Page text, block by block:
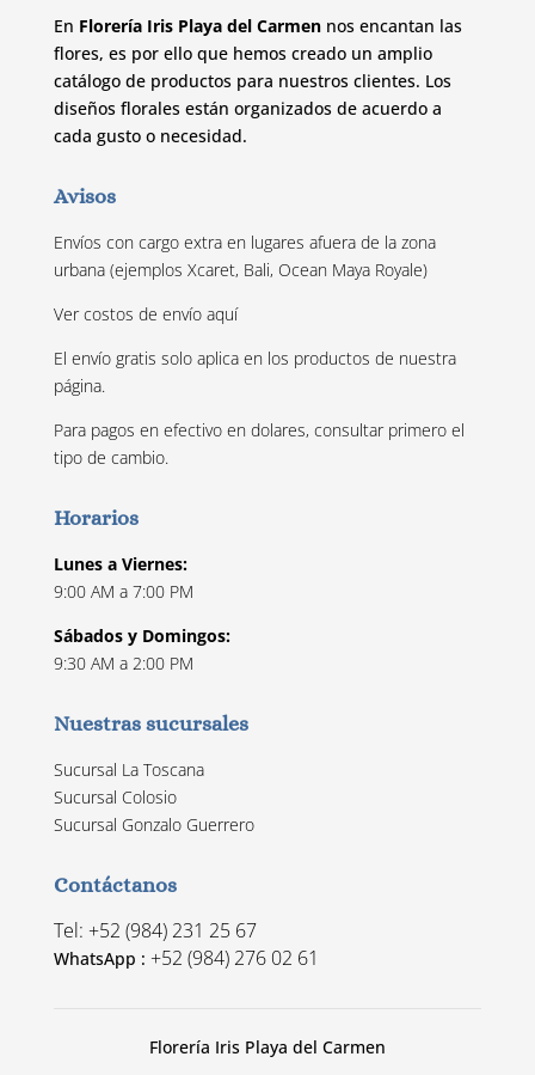
En Florería Iris Playa del Carmen nos encantan las
flores, es por ello que hemos creado un amplio
catálogo de productos para nuestros clientes. Los
diseños florales están organizados de acuerdo a
cada gusto o necesidad.
Avisos
Envíos con cargo extra en lugares afuera de la zona
urbana (ejemplos Xcaret, Bali, Ocean Maya Royale)
Ver costos de envío aquí
El envío gratis solo aplica en los productos de nuestra
página.
Para pagos en efectivo en dolares, consultar primero el
tipo de cambio.
Horarios
Lunes a Viernes:
9:00 AM a 7:00 PM
Sábados y Domingos:
9:30 AM a 2:00 PM
Nuestras sucursales
Sucursal La Toscana
Sucursal Colosio
Sucursal Gonzalo Guerrero
Contáctanos
Tel: +52 (984) 231 25 67
WhatsApp : +52 (984) 276 02 61
Florería Iris Playa del Carmen